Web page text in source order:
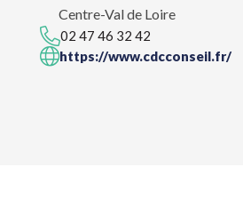
Centre-Val de Loire
02 47 46 32 42
https://www.cdcconseil.fr/